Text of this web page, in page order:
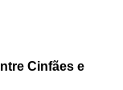
Cinfães e